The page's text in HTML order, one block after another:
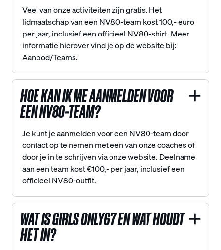
Veel van onze activiteiten zijn gratis. Het
lidmaatschap van een NV80-team kost 100,- euro
per jaar, inclusief een officieel NV80-shirt. Meer
informatie hierover vind je op de website bij:
Aanbod/Teams.
HOE KAN IK ME AANMELDEN VOOR
EEN NV80-TEAM?
Je kunt je aanmelden voor een NV80-team door
contact op te nemen met een van onze coaches of
door je in te schrijven via onze website. Deelname
aan een team kost €100,- per jaar, inclusief een
officieel NV80-outfit.
WAT IS GIRLS ONLY67 EN WAT HOUDT
HET IN?